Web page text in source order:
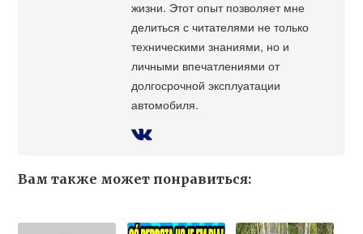
жизни. Этот опыт позволяет мне
делиться с читателями не только
техническими знаниями, но и
личными впечатлениями от
долгосрочной эксплуатации
автомобиля.
Вам также может понравиться: